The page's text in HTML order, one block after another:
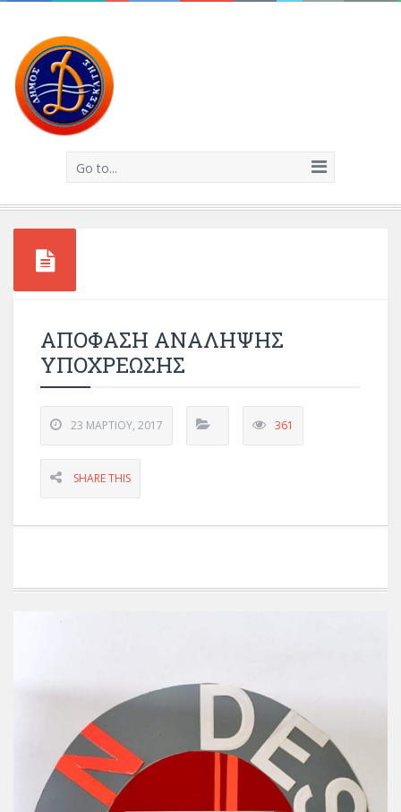
Go to...
ΑΠΟΦΑΣΗ ΑΝΑΛΗΨΗΣ
ΥΠΟΧΡΕΩΣΗΣ
23 ΜΑΡΤΊΟΥ, 2017 361
SHARE THIS